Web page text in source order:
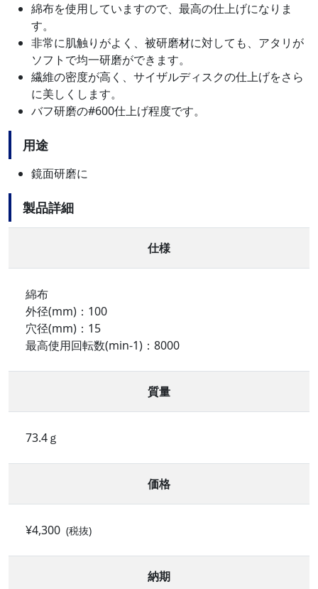
綿布を使用していますので、最高の仕上げになりま
す。
非常に肌触りがよく、被研磨材に対しても、アタリが
ソフトで均一研磨ができます。
繊維の密度が高く、サイザルディスクの仕上げをさら
に美しくします。
バフ研磨の#600仕上げ程度です。
用途
鏡面研磨に
製品詳細
仕様
綿布
外径(mm)：100
穴径(mm)：15
最高使用回転数(min-1)：8000
質量
73.4ｇ
価格
¥4,300 (税抜)
納期